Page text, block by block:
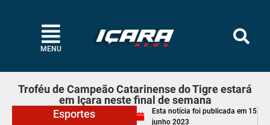
MENU
Troféu de Campeão Catarinense do Tigre estará
em Içara neste final de semana
Esportes
Esta notícia foi publicada em 15
junho 2023